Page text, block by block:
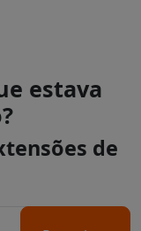
estava
de